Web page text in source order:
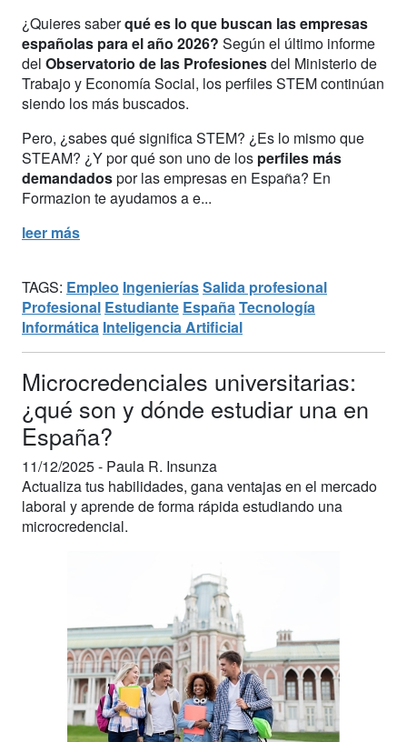
¿Quieres saberqué es lo que buscan las empresas
españolas para el año 2026? Según el último informe
del Observatorio de las Profesionesdel Ministerio de
Trabajo y Economía Social, los perfiles STEM continúan
siendo los más buscados.
Pero, ¿sabes qué significa STEM? ¿Es lo mismo que
STEAM? ¿Y por qué son uno de los perfiles más
demandadospor las empresas en España? En
Formazion te ayudamos a e...
leer más
TAGS: Empleo IngenieríasSalida profesional
Profesional Estudiante España Tecnología
Informática Inteligencia Artificial
Microcredenciales universitarias:
¿qué son y dónde estudiar una en
España?
11/12/2025 - Paula R. Insunza
Actualiza tus habilidades, gana ventajas en el mercado
laboral y aprende de forma rápida estudiando una
microcredencial.